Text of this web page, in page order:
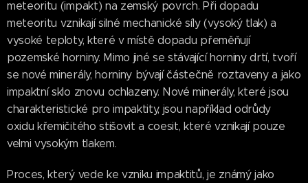
meteoritu (impakt) na zemský povrch. Při dopadu
meteoritu vznikají silné mechanické síly (vysoký tlak) a
vysoké teploty, které v místě dopadu přeměňují
pozemské horniny. Mimo jiné se stávající horniny drtí, tvoří
se nové minerály, horniny bývají částečně roztaveny a jako
impaktní sklo znovu ochlazeny. Nové minerály, které jsou
charakteristické pro impaktity, jsou například odrůdy
oxidu křemičitého stišovit a coesit, které vznikají pouze
velmi vysokým tlakem.
Proces, který vede ke vzniku impaktitů, je známý jako